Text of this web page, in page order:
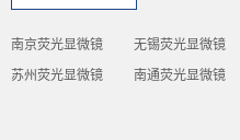
南京荧光显微镜 无锡荧光显微镜
苏州荧光显微镜
南通荧光显微镜